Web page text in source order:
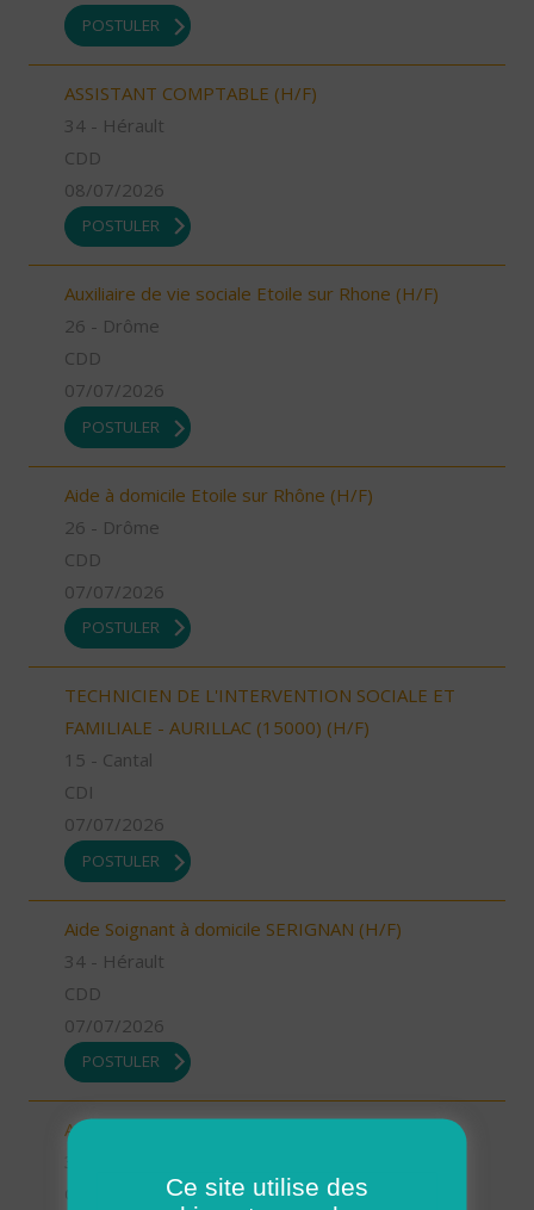
POSTULER
ASSISTANT COMPTABLE (H/F)
34 - Hérault
CDD
08/07/2026
POSTULER
Auxiliaire de vie sociale Etoile sur Rhone (H/F)
26 - Drôme
CDD
07/07/2026
POSTULER
Aide à domicile Etoile sur Rhône (H/F)
26 - Drôme
CDD
07/07/2026
POSTULER
TECHNICIEN DE L'INTERVENTION SOCIALE ET
FAMILIALE - AURILLAC (15000) (H/F)
15 - Cantal
CDI
07/07/2026
POSTULER
Aide Soignant à domicile SERIGNAN (H/F)
34 - Hérault
CDD
07/07/2026
POSTULER
Aide Soignant à domicile SERIGNAN (H/F)
Ce site utilise des